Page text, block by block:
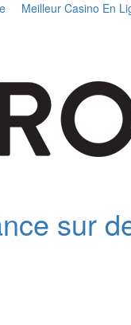
Meilleur Casino En
sur